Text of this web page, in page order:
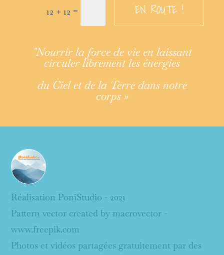
12 + 12 = EN ROUTE !
"Nourrir la force de vie en laissant
circuler librement les énergies
du Ciel et de la Terre dans notre
corps »
Réalisation PoniStudio - 2021
Pattern vector created by macrovector -
www.freepik.com
Photos et vidéos partagées gratuitement par des